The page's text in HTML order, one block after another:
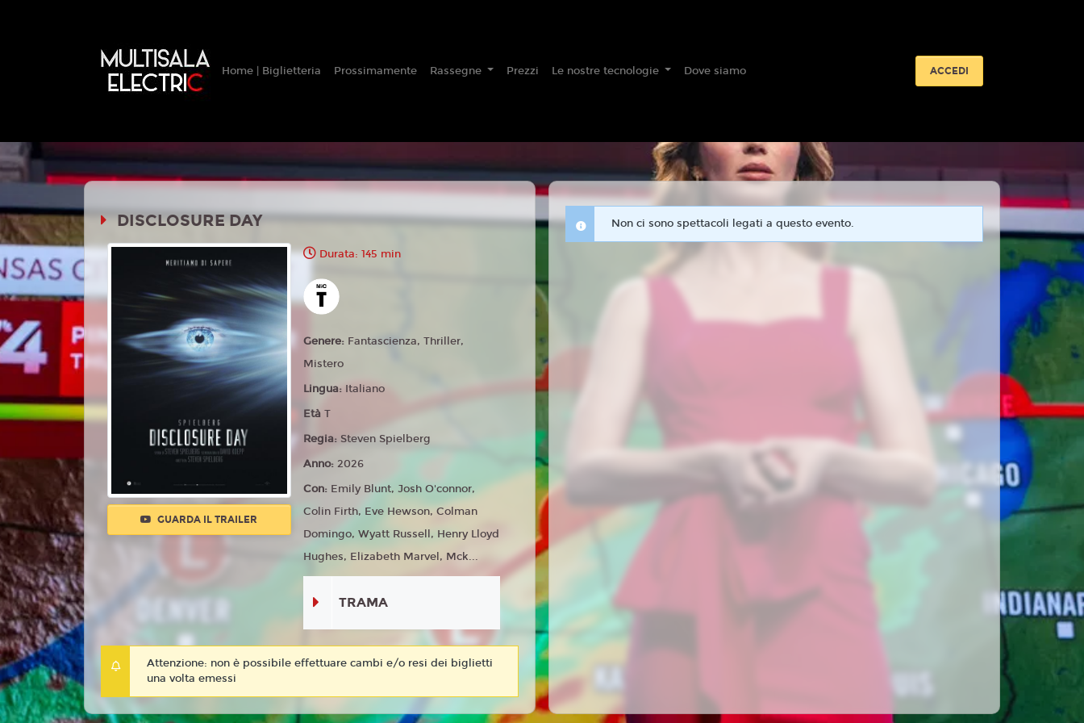
Home | Biglietteria Prossimamente Rassegne Prezzi Le nostre tecnologie Dove siamo ACCEDI
DISCLOSURE DAY
GUARDA IL TRAILER
Durata: 145 min
Genere: Fantascienza, Thriller,
Mistero
Lingua: Italiano
EtàT
Regia:Steven Spielberg
Anno:2026
Con: Emily Blunt, Josh O'connor,
Colin Firth, Eve Hewson, Colman
Domingo, Wyatt Russell, Henry Lloyd
Hughes, Elizabeth Marvel, Mck...
TRAMA
Attenzione: non è possibile effettuare cambi e/o resi dei biglietti
una volta emessi
Non ci sono spettacoli legati a questo evento.